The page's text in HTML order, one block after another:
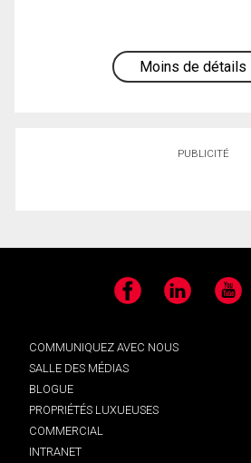
Moins de détails
PUBLICITÉ
Facebook LinkedIn YouTube
COMMUNIQUEZ AVEC NOUS
SALLE DES MÉDIAS
BLOGUE
PROPRIÉTÉS LUXUEUSES
COMMERCIAL
INTRANET